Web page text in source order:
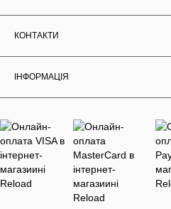
КОНТАКТИ
ІНФОРМАЦІЯ